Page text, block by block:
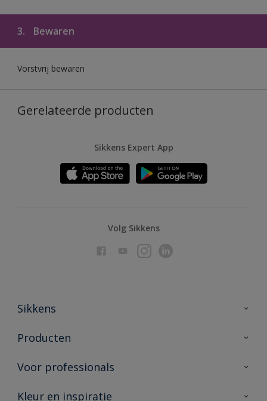
3. Bewaren
Vorstvrij bewaren
Gerelateerde producten
Sikkens Expert App
Volg Sikkens
Sikkens
Over Sikkens
Duurzaamheid
Producten
Producten voor binnen
Vind je verkooppunt
Voor professionals
Advies & service
Kleur en inspiratie